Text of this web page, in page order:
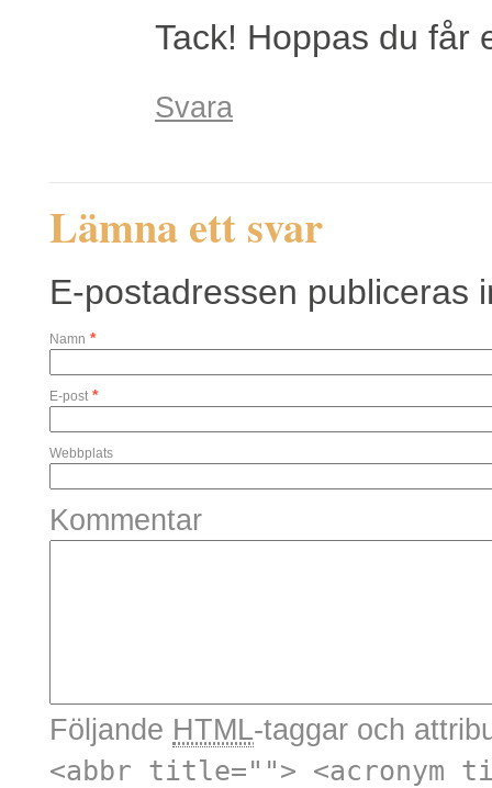
Tack! Hoppas du får
Svara
Lämna ett svar
E-postadressen
Namn *
E-post *
Webbplats
Kommentar
Följande HTML-taggar och
<abbr title=""> <acronym